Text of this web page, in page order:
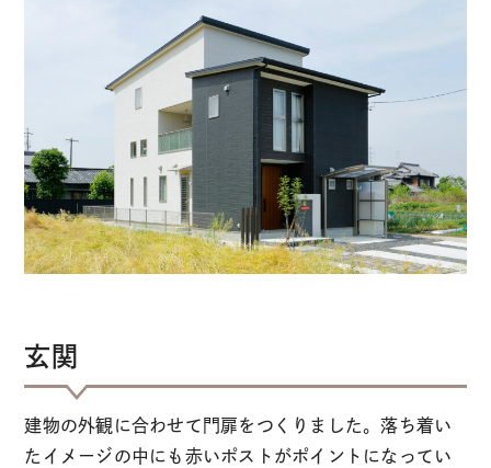
玄関
建物の外観に合わせて門扉をつくりました。落ち着い
たイメージの中にも赤いポストがポイントになってい